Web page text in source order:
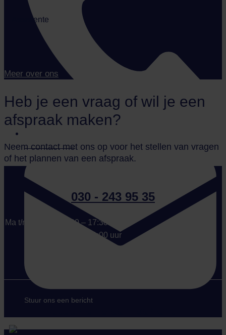
030 - 243 95 35
Stuur ons een bericht
Assistente
Meer over ons
Heb je een vraag of wil je een
afspraak maken?
Neem contact met ons op voor het stellen van vragen
of het plannen van een afspraak.
030 - 243 95 35
Ma t/m vrij:
08:00 – 17:30 uur
08:00 – 21:00 uur